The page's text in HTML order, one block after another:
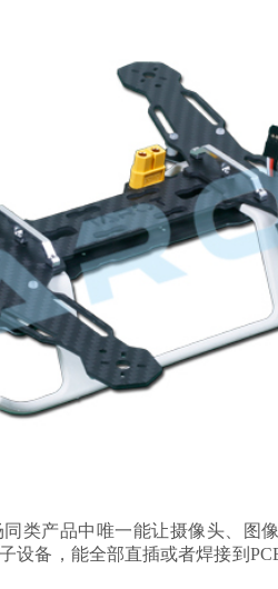
类产品中唯一能让摄像头、图
设备，能全部直插或者焊接到